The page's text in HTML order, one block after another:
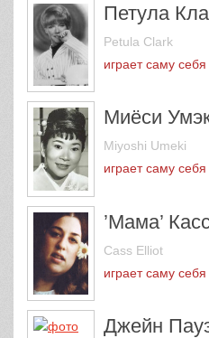
Петула
Petula Clark
играет саму себя
Миёси
Miyoshi Umeki
играет саму себя
’Мама’
Cass Elliot
играет саму себя
Джейн